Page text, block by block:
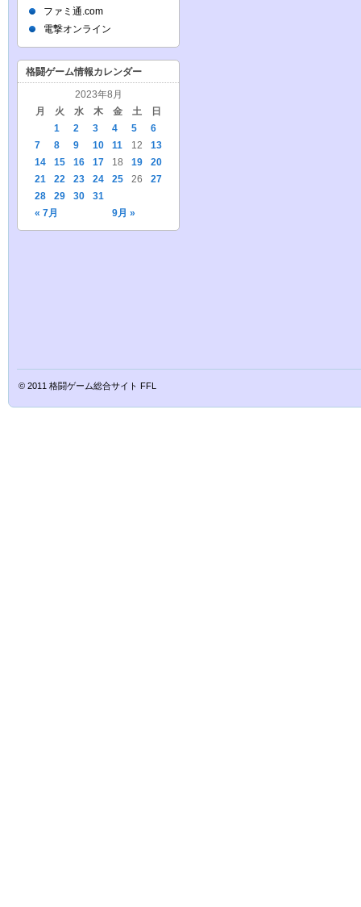
ファミ通.com
電撃オンライン
格闘ゲーム情報カレンダー
2023年8月
月
火 水 木 金 土 日
« 7月 9月 »
1 2 3 4 5
6
7
8 9 10 11 12
13
14
15 16 17 18 19
20
21
22 23 24 25 26
27
28
29 30 31
© 2011 格闘ゲーム総合サイト FFL